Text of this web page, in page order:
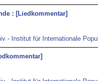
: [Liedkommentar]
- Institut für Internationale